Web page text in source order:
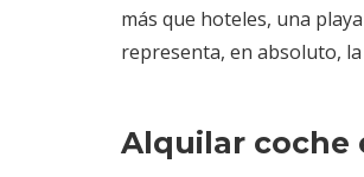
más que hoteles, una
representa, en absoluto, la
Alquilar coche